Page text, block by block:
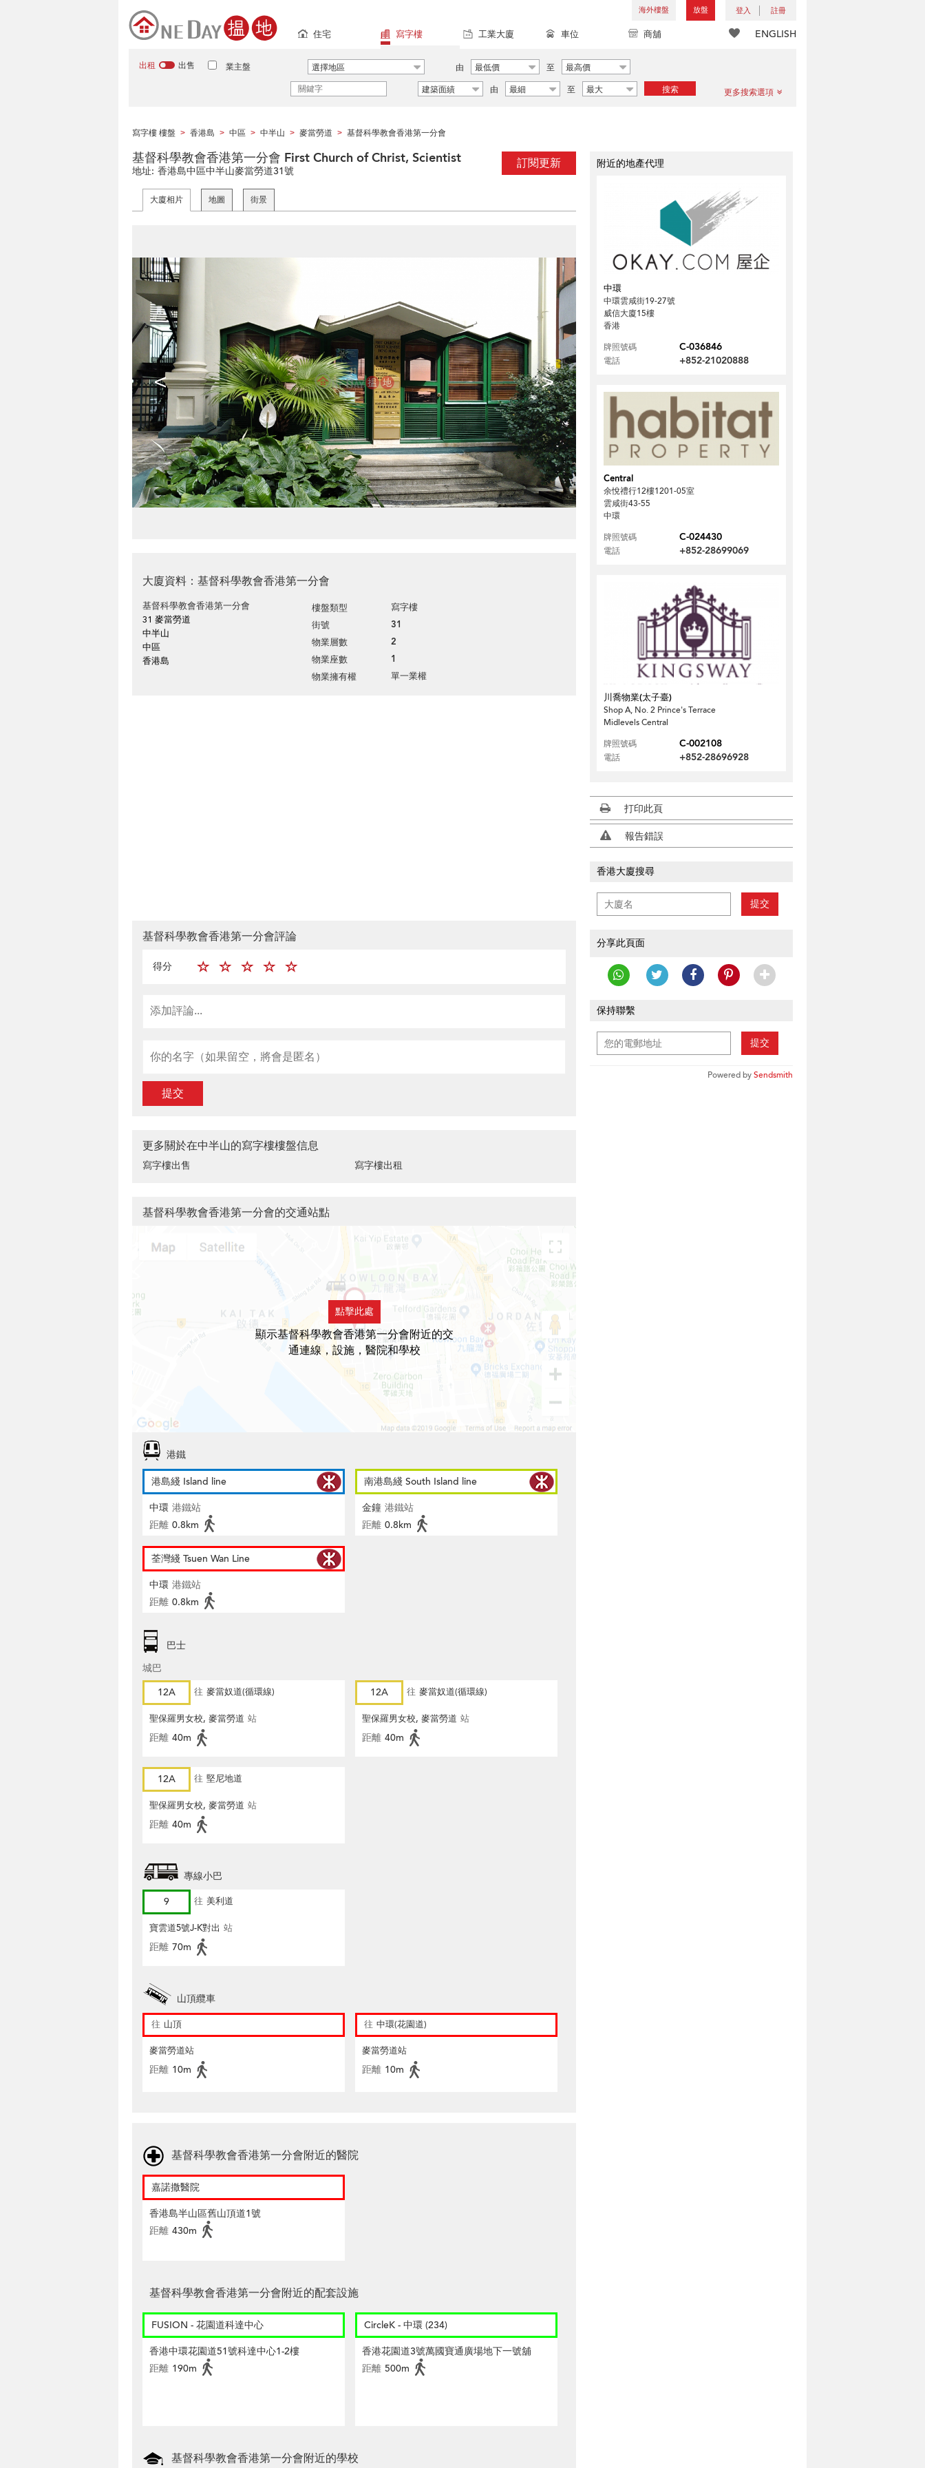
海外樓盤 放盤 登入 註冊
ENGLISH
住宅 寫字樓 工業大廈 車位 商舖
出租 出售 業主盤 選擇地區 由 最低價 至
最高價
建築面績
由 最細 至 最大 搜索 更多搜索選項
寫字樓 樓盤 > 香港島 > 中區 > 中半山 > 麥當勞道 > 基督科學教會香港第一分會
訂閱更新
基督科學教會香港第一分會 First Church of Christ, Scientist
地址: 香港島中區中半山麥當勞道31號
大廈相片 地圖 街景
< >
大廈資料：基督科學教會香港第一分會
基督科學教會香港第一分會
31 麥當勞道
中半山
中區
香港島
樓盤類型 寫字樓
街號 31
物業層數 2
物業座數 1
物業擁有權 單一業權
基督科學教會香港第一分會評論
得分
提交
更多關於在中半山的寫字樓樓盤信息
寫字樓出售 寫字樓出租
基督科學教會香港第一分會的交通站點
點擊此處
顯示基督科學教會香港第一分會附近的交
通連線，設施，醫院和學校
港鐵
港島綫 Island line
中環 港鐵站
距離 0.8km
南港島綫 South Island line
金鐘 港鐵站
距離 0.8km
荃灣綫 Tsuen Wan Line
中環 港鐵站
距離 0.8km
巴士
城巴
12A
往 麥當奴道(循環線)
聖保羅男女校, 麥當勞道 站
距離 40m
12A 往 麥當奴道(循環線)
聖保羅男女校, 麥當勞道 站
距離 40m
12A 往 堅尼地道
聖保羅男女校, 麥當勞道 站
距離 40m
專線小巴
9
往 美利道
寶雲道5號J-K對出 站
距離 70m
山頂纜車
往 山頂
麥當勞道站
距離 10m
往 中環(花園道)
麥當勞道站
距離 10m
基督科學教會香港第一分會附近的醫院
嘉諾撒醫院
香港島半山區舊山頂道1號
距離 430m
基督科學教會香港第一分會附近的配套設施
FUSION - 花園道科達中心
香港中環花園道51號科達中心1-2樓
距離 190m
CircleK - 中環 (234)
香港花園道3號萬國寶通廣場地下一號舖
距離 500m
基督科學教會香港第一分會附近的學校
附近的地產代理
中環
中環雲咸街19-27號
威信大廈15樓
香港
牌照號碼
C-036846
電話 +852-21020888
Central
余悅禮行12樓1201-05室
雲咸街43-55
中環
牌照號碼
C-024430
電話 +852-28699069
川喬物業(太子臺)
Shop A, No. 2 Prince's Terrace
Midlevels Central
牌照號碼
C-002108
電話 +852-28696928
打印此頁
報告錯誤
香港大廈搜尋
提交
分享此頁面
保持聯繫
提交
Powered bySendsmith